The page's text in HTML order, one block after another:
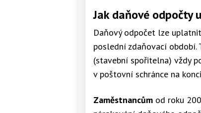
Jak daňové odpočty
Daňový odpočet lze
poslední zdaňovací
(stavební spořitelna) vždy
v poštovní schránce na
Zaměstnancům od roku